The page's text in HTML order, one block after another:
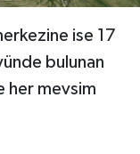
ise 17
bulunan
her mevsim